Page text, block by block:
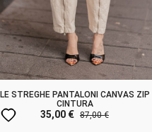
LE STREGHE PANTALONI CANVAS ZIP
CINTURA
35,00 € 87,00 €
favorite